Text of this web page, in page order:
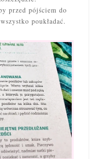
przed pójściem do
poukładać.